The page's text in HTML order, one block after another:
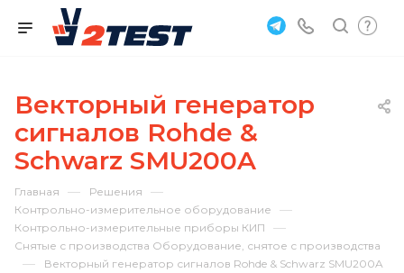
Векторный генератор
сигналов Rohde &
Schwarz SMU200A
Главная — Решения —
Контрольно-измерительное оборудование —
Контрольно-измерительные приборы КИП —
Снятые с производства Оборудование, снятое с производства
— Векторный генератор сигналов Rohde & Schwarz SMU200A